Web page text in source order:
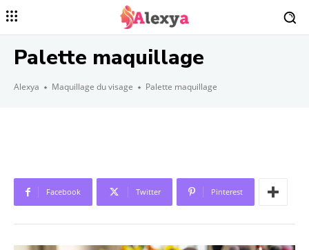
Palette maquillage
Alexya Maquillage du visage Palette maquillage
Facebook Twitter Pinterest